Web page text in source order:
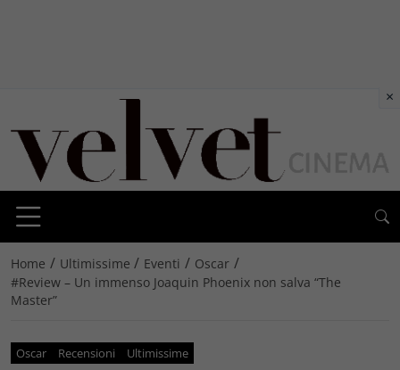
Home / Ultimissime / Eventi / Oscar /
#Review – Un immenso Joaquin Phoenix non salva “The
Master”
Oscar Recensioni Ultimissime
×